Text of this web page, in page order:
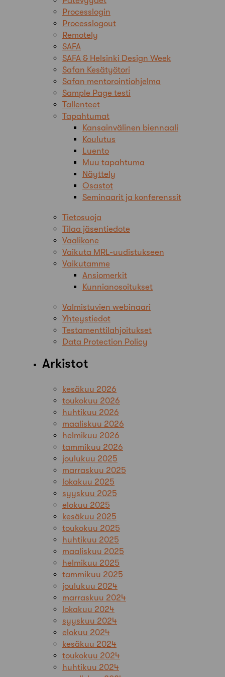
Processlogin
Processlogout
Remotely
SAFA
SAFA & Helsinki Design Week
Safan Kesätyötori
Safan mentorointiohjelma
Sample Page testi
Tallenteet
Tapahtumat
Kansainvälinen biennaali
Koulutus
Luento
Muu tapahtuma
Näyttely
Osastot
Seminaarit ja konferenssit
Tietosuoja
Tilaa jäsentiedote
Vaalikone
Vaikuta MRL-uudistukseen
Vaikutamme
Ansiomerkit
Kunnianosoitukset
Valmistuvien webinaari
Yhteystiedot
Testamenttilahjoitukset
Data Protection Policy
Arkistot
kesäkuu 2026
toukokuu 2026
huhtikuu 2026
maaliskuu 2026
helmikuu 2026
tammikuu 2026
joulukuu 2025
marraskuu 2025
lokakuu 2025
syyskuu 2025
elokuu 2025
kesäkuu 2025
toukokuu 2025
huhtikuu 2025
maaliskuu 2025
helmikuu 2025
tammikuu 2025
joulukuu 2024
marraskuu 2024
lokakuu 2024
syyskuu 2024
elokuu 2024
kesäkuu 2024
toukokuu 2024
huhtikuu 2024